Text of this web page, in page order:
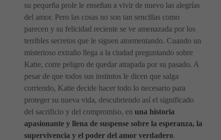
su pequeña prole le enseñan a vivir de nuevo las alegrías
del amor. Pero las cosas no son tan sencillas como
parecen y su felicidad reciente se ve amenazada por los
terribles secretos que le siguen atormentando. Cuando un
misterioso extraño llega a la ciudad preguntando sobre
Katie, corre peligro de quedar atrapada por su pasado. A
pesar de que todos sus instintos le dicen que salga
corriendo, Katie decide hacer todo lo necesario para
proteger su nueva vida, descubriendo así el significado
del sacrificio y del compromiso, en una historia
apasionante y llena de suspense sobre la esperanza, la
supervivencia y el poder del amor verdadero.